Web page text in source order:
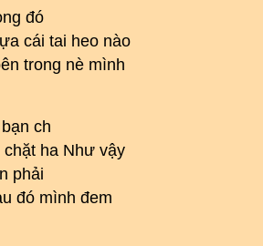
đó
cái tai heo nào
trong nè mình
ch
ha Như vậy
phải
đó mình đem